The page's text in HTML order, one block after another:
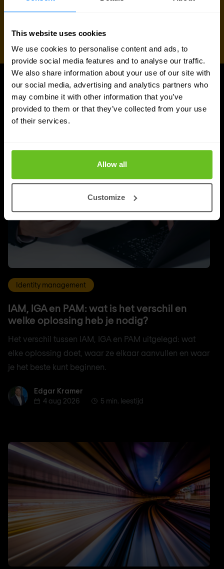
This website uses cookies
We use cookies to personalise content and ads, to
provide social media features and to analyse our traffic.
We also share information about your use of our site with
our social media, advertising and analytics partners who
may combine it with other information that you’ve
provided to them or that they’ve collected from your use
of their services.
Allow all
Customize
ARTIKELEN
Meer updates
Identity management
IAM, IGA en PAM: wat is het verschil en
welke oplossing heb je nodig?
Het verschil tussen IAM, IGA en PAM uitgelegd: wat
elke oplossing doet, waar ze elkaar aanvullen en waar
je het beste kunt beginnen.
Edgar KramerEdgar Kramer
4 aug 2026
5 min. leestijd